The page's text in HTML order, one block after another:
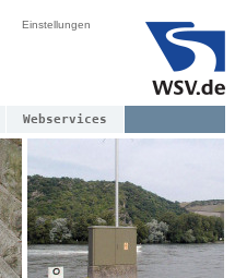
Einstellungen
Webservices